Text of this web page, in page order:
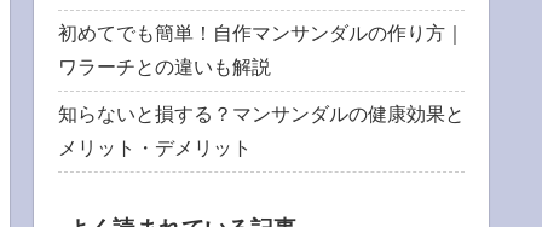
初めてでも簡単！自作マンサンダルの作り方｜
ワラーチとの違いも解説
知らないと損する？マンサンダルの健康効果と
メリット・デメリット